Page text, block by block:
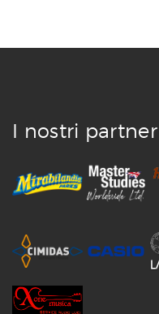
I nostri partner